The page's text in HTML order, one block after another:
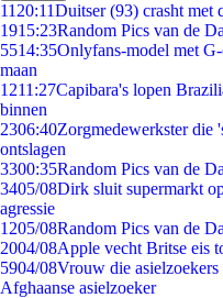
11 20:11Duitser (93) crasht met
1915:23Random Pics van de
5514:35Onlyfans-model met
maan
1211:27Capibara's lopen
binnen
2306:40Zorgmedewerkster die
ontslagen
3300:35Random Pics van de
3405/08Dirk sluit supermarkt
agressie
1205/08Random Pics van de
2004/08Apple vecht Britse eis
5904/08Vrouw die
Afghaanse asielzoeker